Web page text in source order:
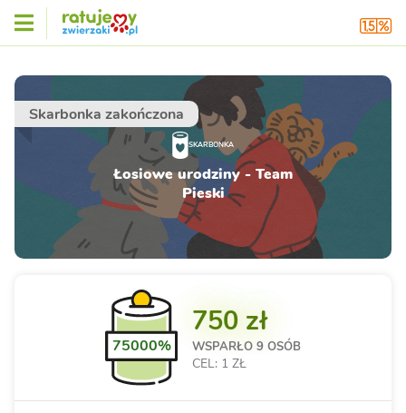
Skarbonka zakończona
SKARBONKA
Łosiowe urodziny - Team
Pieski
75000%
750 zł
WSPARŁO 9 OSÓB
CEL: 1 ZŁ